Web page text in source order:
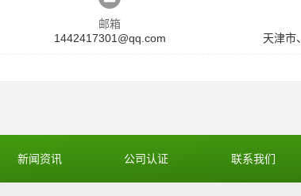
邮箱
1442417301@qq.com
天津市
新闻资讯 公司认证 联系我们